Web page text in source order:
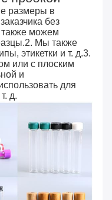
размеры в
без
можем
Мы также
этикетки и т. д.3.
или с плоским
и
для
д.